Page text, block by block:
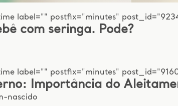
label="" postfix="minutes"
com seringa. Pode?
label="" postfix="minutes"
Importância do
nascido